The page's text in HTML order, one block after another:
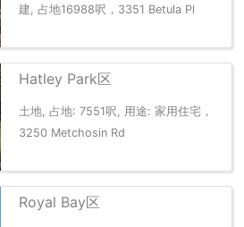
建, 占地16988呎，3351 Betula Pl
Hatley Park区
土地, 占地: 7551呎, 用途: 家用住宅，
3250 Metchosin Rd
Royal Bay区